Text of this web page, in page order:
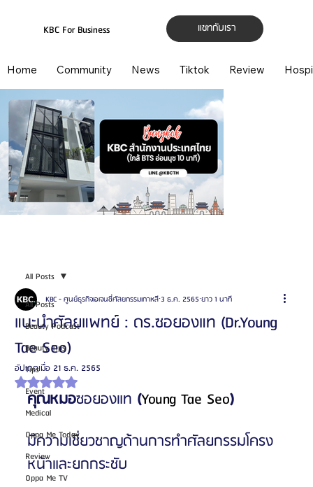
แชทกับเรา
KBC For Business
Home Community News Tiktok Review
All Posts
Beauty Podcast
Beauty Tips
Tips
Event
Medical
Oppa Me Today
Review
Oppa Me TV
All Posts
แนะนำศัลยแพทย์ : ดร.ซอยองแท (Dr.Young
Tae Seo)
KBC - ศูนย์ธุรกิจเอเจนซี่ศัลยกรรมเกาหลี 3 ธ.ค. 2565 ยาว 1 นาที
อัปเดตเมื่อ 21 ธ.ค. 2565
ได้รับ NaN เต็ม 5 ดาว
คุณหมอซอยองแท (Young Tae Seo)
มีความเชี่ยวชาญด้านการทำศัลยกรรมโครง
หน้าและยกกระชับ